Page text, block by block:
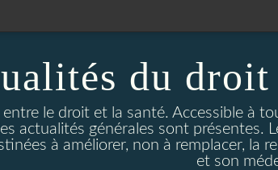
du droit
le droit et la santé. Accessible à
actualités générales sont
à améliorer, non à remplacer, la
et son